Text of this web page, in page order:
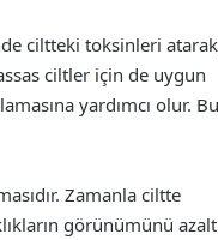
ciltteki toksinleri
ciltler için de uygun
yardımcı olur. Bu
Zamanla ciltte
görünümünü